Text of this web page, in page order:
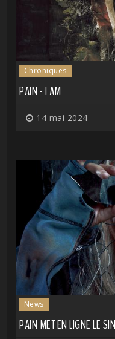
Chroniques
PAIN - I AM
14 mai 2024
News
PAIN MET EN LIGNE LE